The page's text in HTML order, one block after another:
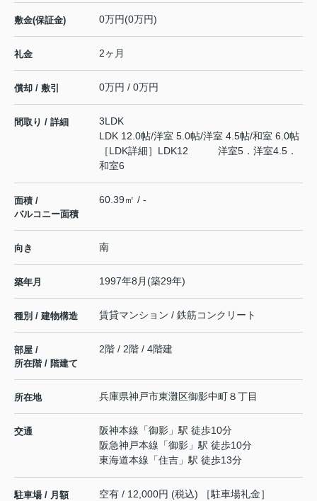
敷金(保証金) 0万円(0万円)
礼金 2ヶ月
償却 / 敷引 0万円 / 0万円
間取り / 詳細
3LDK
LDK 12.0帖/洋室 5.0帖/洋室 4.5帖/和室 6.0帖
［LDK詳細］LDK12 洋室5．洋室4.5．
和室6
面積 /
バルコニー面積
60.39㎡ / -
向き 南
築年月 1997年8月(築29年)
種別 / 建物構造 賃貸マンション / 鉄筋コンクリート
部屋 /
所在階 / 階建て
2階 / 2階 / 4階建
所在地 兵庫県神戸市東灘区御影中町８丁目
交通 阪神本線 「御影 」駅 徒歩10分
阪急神戸本線 「御影 」駅 徒歩10分
東海道本線 「住吉 」駅 徒歩13分
駐車場 / 月額 空有 / 12,000円 (税込) ［駐車場礼金］